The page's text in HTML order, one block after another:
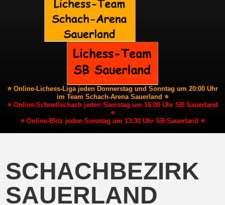
⭐ Online-Lichess-Liga jeden Donnerstag und Sonntag um 20:00 Uhr
im Team Schach-Arena Sauerland ⭐
⭐ Online-Schnellschach jeden Samstag um 16:00 Uhr SB Sauerland
⭐
⭐ Online-Blitz jeden Sonntag um 13:30 Uhr SB Sauerland ⭐
SCHACHBEZIRK
SAUERLAND